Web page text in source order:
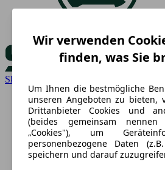
Skoda
Wir verwenden
finden, was Sie
Um Ihnen die bestmögliche
unseren Angeboten zu bieten,
Drittanbieter Cookies und
(beides gemeinsam
„Cookies"), um
personenbezogene Daten
speichern und darauf